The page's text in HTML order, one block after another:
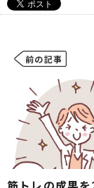
前の記事